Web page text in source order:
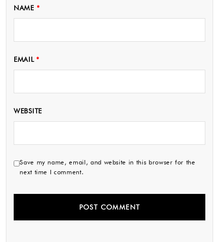
NAME *
EMAIL*
WEBSITE
Save my name, email, and website in this browser for the
next time I comment.